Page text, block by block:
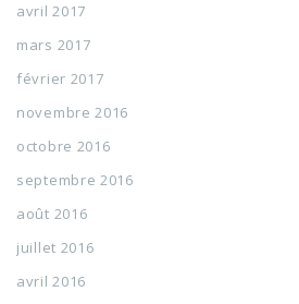
avril 2017
mars 2017
février 2017
novembre 2016
octobre 2016
septembre 2016
août 2016
juillet 2016
avril 2016